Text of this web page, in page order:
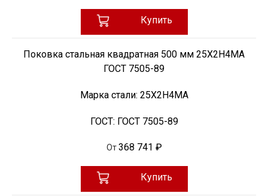
Купить
Поковка стальная квадратная 500 мм 25Х2Н4МА
ГОСТ 7505-89
Марка стали: 25Х2Н4МА
ГОСТ: ГОСТ 7505-89
От 368 741 ₽
Купить